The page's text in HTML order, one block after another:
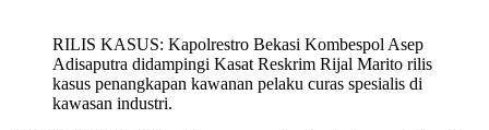
RILIS KASUS: Kapolrestro Bekasi Kombespol Asep
Adisaputra didampingi Kasat Reskrim Rijal Marito rilis
kasus penangkapan kawanan pelaku curas spesialis di
kawasan industri.